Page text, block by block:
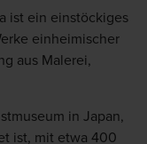
ist ein einstöckiges
einheimischer
aus Malerei,
in Japan,
ist, mit etwa 400